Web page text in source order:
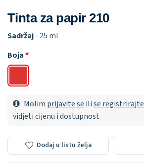
Tinta za papir 210
Sadržaj- 25 ml
Boja
Molim prijavite se ilise registrirajte
vidjeti cijenu i dostupnost
Dodaj u listu želja